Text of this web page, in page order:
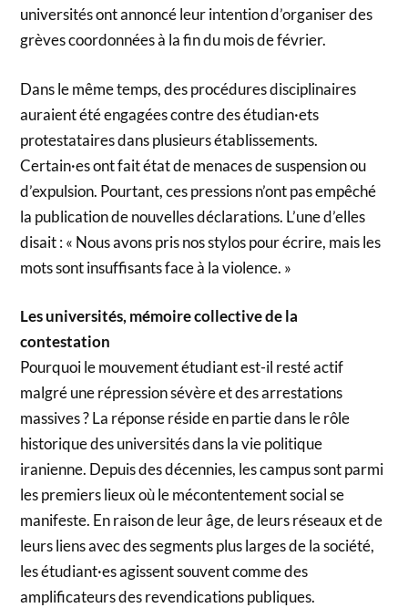
universités ont annoncé leur intention d’organiser des
grèves coordonnées à la fin du mois de février.
Dans le même temps, des procédures disciplinaires
auraient été engagées contre des étudian·ets
protestataires dans plusieurs établissements.
Certain·es ont fait état de menaces de suspension ou
d’expulsion. Pourtant, ces pressions n’ont pas empêché
la publication de nouvelles déclarations. L’une d’elles
disait : « Nous avons pris nos stylos pour écrire, mais les
mots sont insuffisants face à la violence. »
Les universités, mémoire collective de la
contestation
Pourquoi le mouvement étudiant est-il resté actif
malgré une répression sévère et des arrestations
massives ? La réponse réside en partie dans le rôle
historique des universités dans la vie politique
iranienne. Depuis des décennies, les campus sont parmi
les premiers lieux où le mécontentement social se
manifeste. En raison de leur âge, de leurs réseaux et de
leurs liens avec des segments plus larges de la société,
les étudiant·es agissent souvent comme des
amplificateurs des revendications publiques.